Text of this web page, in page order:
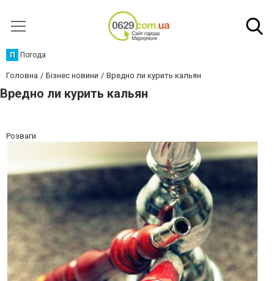
П Погода
Головна Бізнес новини Вредно ли курить кальян
Вредно ли курить кальян
Розваги